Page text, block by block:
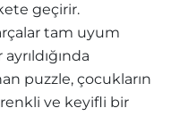
geçirir.
tam uyum
puzzle, çocukların
ve keyifli bir